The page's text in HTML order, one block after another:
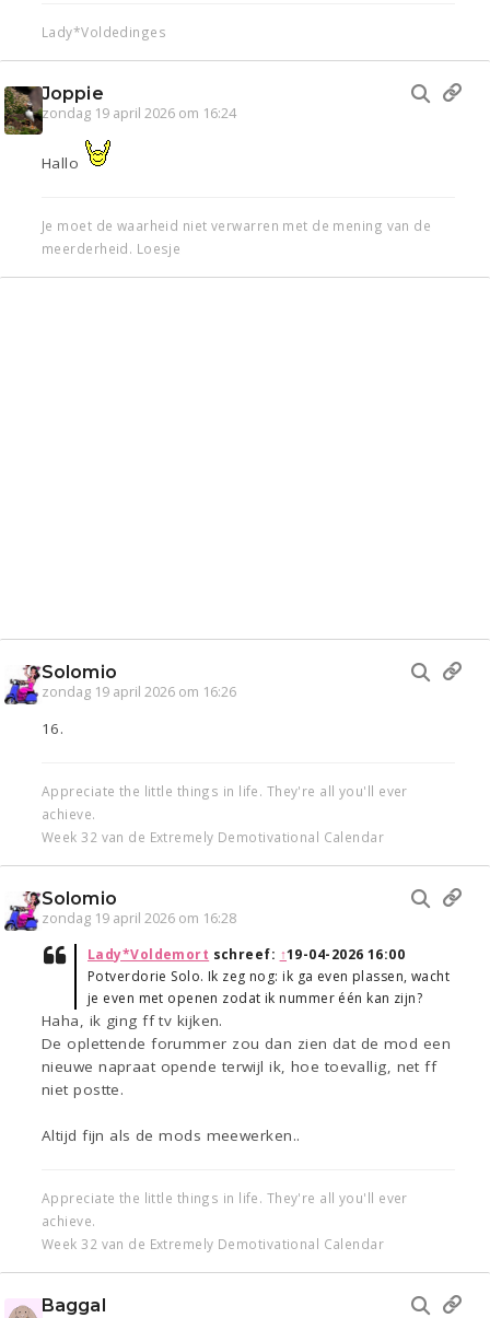
Lady*Voldedinges
Joppie
zondag 19 april 2026 om 16:24
Hallo
Je moet de waarheid niet verwarren met de mening van de
meerderheid. Loesje
Solomio
zondag 19 april 2026 om 16:26
16.
Appreciate the little things in life. They're all you'll ever
achieve.
Week 32 van de Extremely Demotivational Calendar
Solomio
zondag 19 april 2026 om 16:28
Lady*Voldemort schreef: ↑19-04-2026 16:00
Potverdorie Solo. Ik zeg nog: ik ga even plassen, wacht
je even met openen zodat ik nummer één kan zijn?
Haha, ik ging ff tv kijken.
De oplettende forummer zou dan zien dat de mod een
nieuwe napraat opende terwijl ik, hoe toevallig, net ff
niet postte.
Altijd fijn als de mods meewerken..
Appreciate the little things in life. They're all you'll ever
achieve.
Week 32 van de Extremely Demotivational Calendar
Baggal